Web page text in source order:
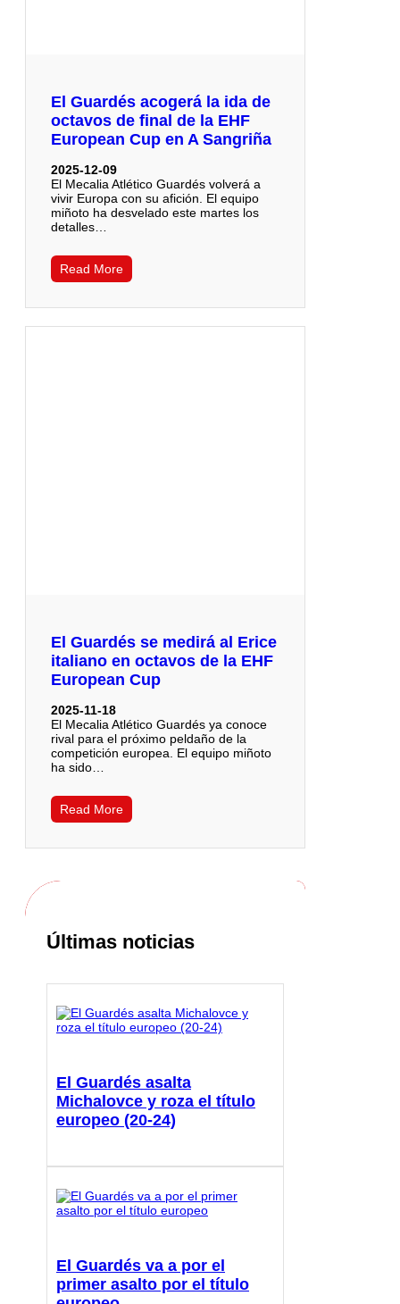
El Guardés acogerá la ida de
octavos de final de la EHF
European Cup en A Sangriña
2025-12-09
El Mecalia Atlético Guardés volverá a
vivir Europa con su afición. El equipo
miñoto ha desvelado este martes los
detalles…
Read More
El Guardés se medirá al Erice
italiano en octavos de la EHF
European Cup
2025-11-18
El Mecalia Atlético Guardés ya conoce
rival para el próximo peldaño de la
competición europea. El equipo miñoto
ha sido…
Read More
Últimas noticias
El Guardés asalta
Michalovce y roza el título
europeo (20-24)
El Guardés va a por el
primer asalto por el título